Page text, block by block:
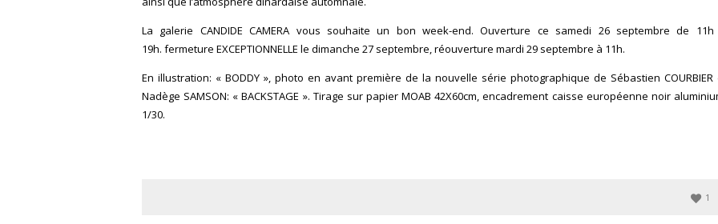
La galerie CANDIDE CAMERA vous souhaite un bon week-end. Ouverture ce samedi 26 septembre de
19h. fermeture EXCEPTIONNELLE le dimanche 27 septembre, réouverture mardi 29 septembre à 11h.
En illustration: « BODDY », photo en avant première de la nouvelle série photographique de Sébastien COURBIER
Nadège SAMSON: « BACKSTAGE ». Tirage sur papier MOAB 42X60cm, encadrement caisse européenne noir
1/30.
1